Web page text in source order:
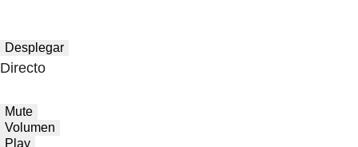
Desplegar
Directo
Mute
Volumen
Play